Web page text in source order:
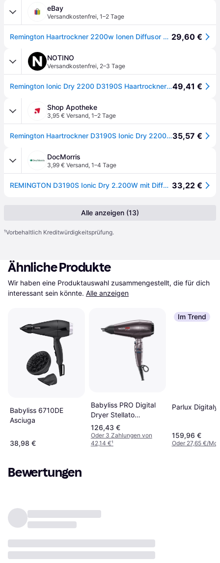
eBay
Versandkostenfrei, 1–2 Tage
Remington Haartrockner 2200w Ionen Diffusor Schwarz 3 Stufen 29,60 €
NOTINO
Versandkostenfrei, 2–3 Tage
Remington Ionic Dry 2200 D3190S Haartrockner 1 St.49,41 €
Shop Apotheke
3,95 € Versand, 1–2 Tage
Remington Haartrockner D3190S Ionic Dry 2200 1 St35,57 €
DocMorris
3,99 € Versand, 1–4 Tage
REMINGTON D3190S Ionic Dry 2.200W mit Diffusor 1 St 33,22 €
Alle anzeigen (13)
¹Vorbehaltlich Kreditwürdigkeitsprüfung.
Ähnliche Produkte
Wir haben eine Produktauswahl zusammengestellt, die für dich
interessant sein könnte. Alle anzeigen
Babyliss 6710DE
Asciuga
38,98 €
Babyliss PRO Digital
Dryer Stellato
4ARTISTS BAB7500IE
126,43 €
Oder 3 Zahlungen von
42,14 €¹
Im Trend
Parlux
159,96 €
Oder 27,65 €/
Bewertungen